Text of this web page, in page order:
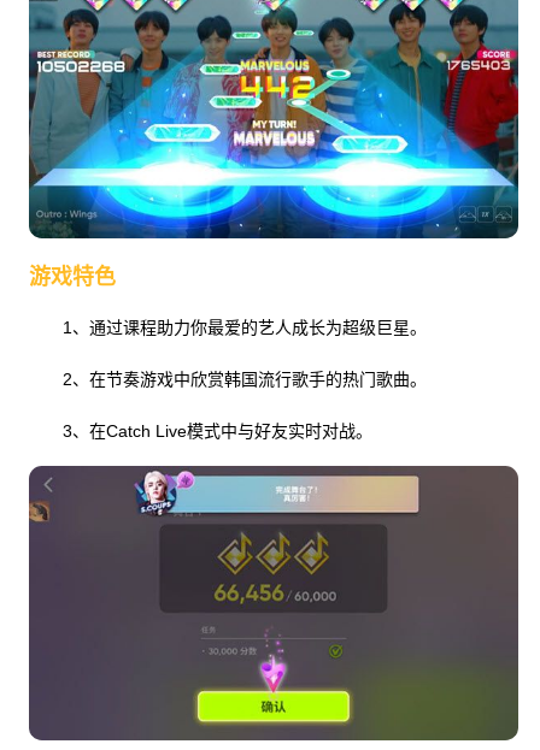
游戏特色
1、通过课程助力你最爱的艺人成长为超级巨星。
2、在节奏游戏中欣赏韩国流行歌手的热门歌曲。
3、在Catch Live模式中与好友实时对战。